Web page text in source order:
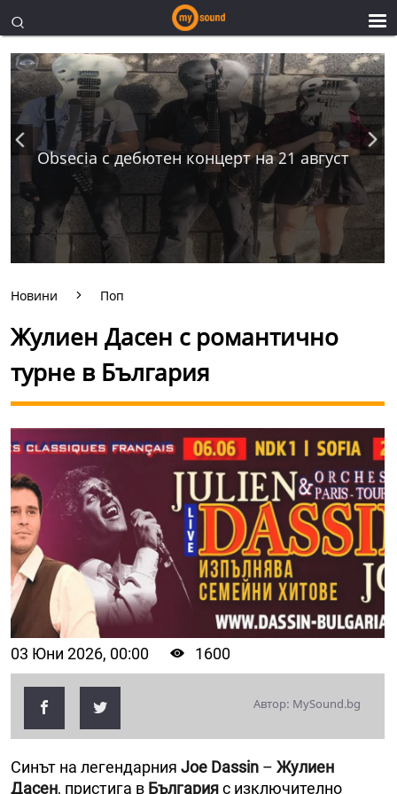
Obsecia с дебютен концерт на 21 август
Новини Поп
Жулиен Дасен с романтично
турне в България
03 Юни 2026, 00:00 1600
Автор: MySound.bg
Синът на легендарния Joe Dassin – Жулиен
Дасен, пристига в Българияс изключително